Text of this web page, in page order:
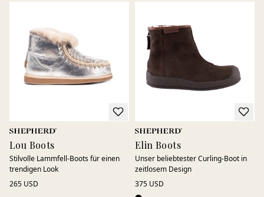
Lou Boots
Stilvolle Lammfell-Boots für einen
trendigen Look
265 USD
Elin Boots
Unser beliebtester Curling-Boot in
zeitlosem Design
375 USD